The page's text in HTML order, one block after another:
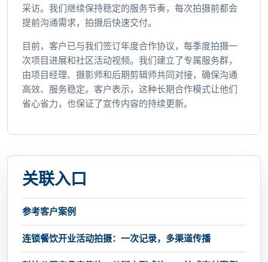
采访。我们继续保持稳定的服务节奏，每次拍摄前都会
提前沟通需求，拍摄后快速交付。
目前，客户已与我们签订年度合作协议，每季度拍摄一
次项目进展和社区活动视频。我们建立了专属服务群，
由项目经理、摄影师和后期剪辑师共同对接，确保沟通
高效、服务稳定。客户表示，这种长期合作模式让他们
省心省力，也保证了宣传内容的持续更新。
关联入口
参考客户案例
连锁餐饮开业活动拍摄：一次记录，多渠道传播